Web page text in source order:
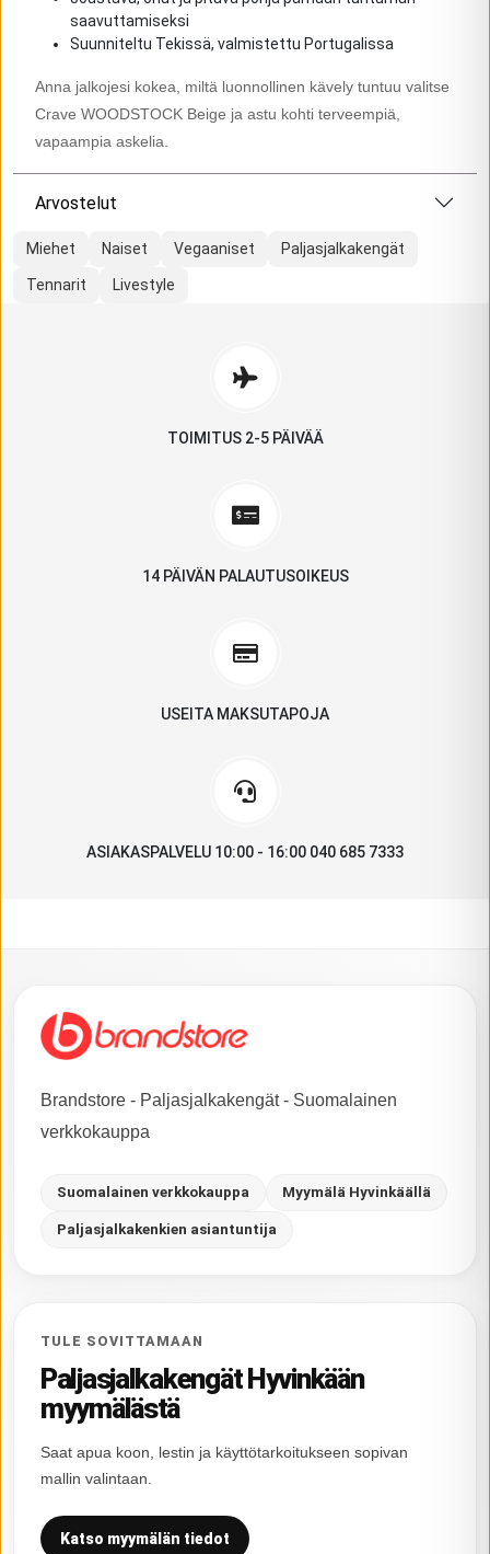
saavuttamiseksi
Suunniteltu Tekissä, valmistettu Portugalissa
Anna jalkojesi kokea, miltä luonnollinen kävely tuntuu valitse
Crave WOODSTOCK Beige ja astu kohti terveempiä,
vapaampia askelia.
Arvostelut
Miehet Naiset Vegaaniset Paljasjalkakengät
Tennarit Livestyle
TOIMITUS 2-5 PÄIVÄÄ
14 PÄIVÄN PALAUTUSOIKEUS
USEITA MAKSUTAPOJA
ASIAKASPALVELU 10:00 - 16:00 040 685 7333
Brandstore - Paljasjalkakengät - Suomalainen
verkkokauppa
Suomalainen verkkokauppa Myymälä Hyvinkäällä
Paljasjalkakenkien asiantuntija
TULE SOVITTAMAAN
Paljasjalkakengät Hyvinkään
myymälästä
Saat apua koon, lestin ja käyttötarkoitukseen sopivan
mallin valintaan.
Katso myymälän tiedot